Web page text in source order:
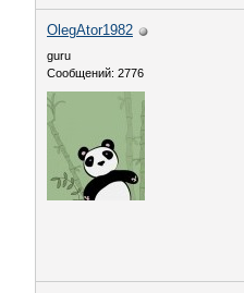
OlegAtor1982
guru
Сообщений: 2776